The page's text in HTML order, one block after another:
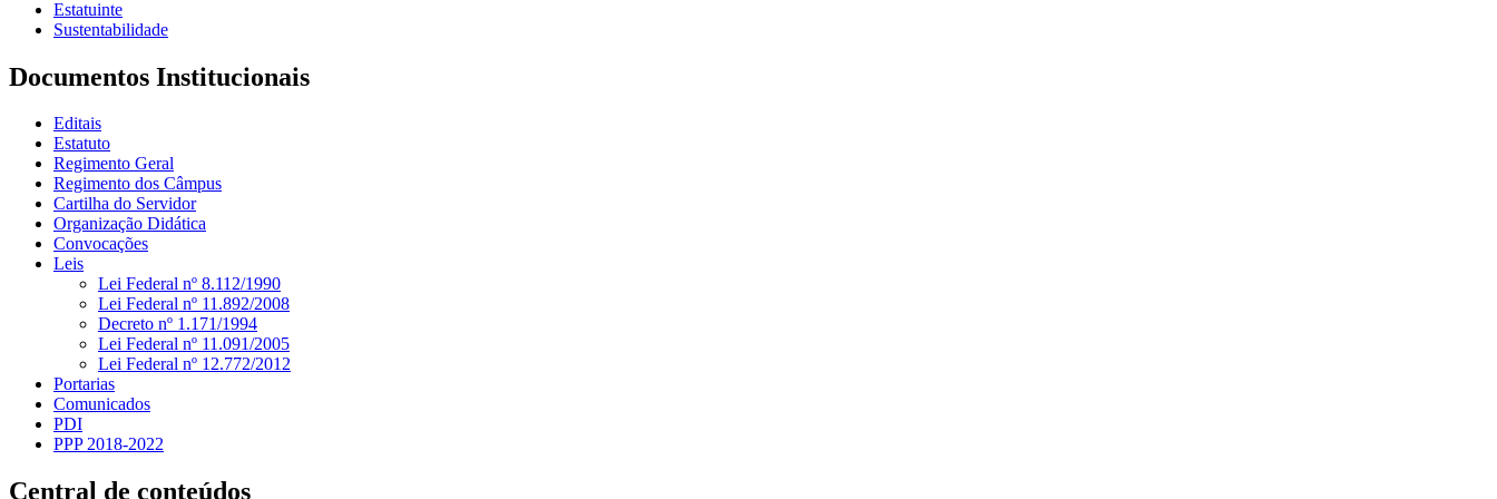
Estatuinte
Sustentabilidade
Documentos Institucionais
Editais
Estatuto
Regimento Geral
Regimento dos Câmpus
Cartilha do Servidor
Organização Didática
Convocações
Leis
Lei Federal nº 8.112/1990
Lei Federal nº 11.892/2008
Decreto nº 1.171/1994
Lei Federal nº 11.091/2005
Lei Federal nº 12.772/2012
Portarias
Comunicados
PDI
PPP 2018-2022
Central de conteúdos